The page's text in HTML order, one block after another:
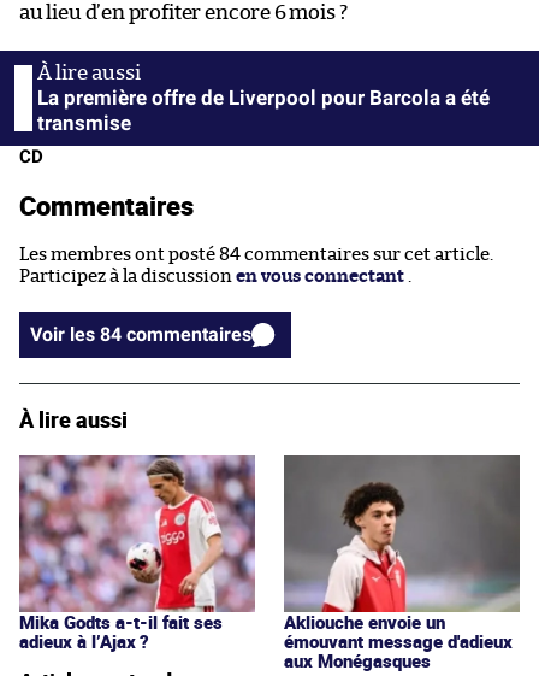
au lieu d’en profiter encore 6 mois ?
La première offre de Liverpool pour Barcola a été
transmise
CD
Commentaires
Les membres ont posté 84 commentaires sur cet article.
Participez à la discussion en vous connectant
Voir les 84 commentaires
À lire aussi
Mika Godts a-t-il fait ses
adieux à l’Ajax ?
Akliouche envoie un
émouvant message d'adieux
aux Monégasques